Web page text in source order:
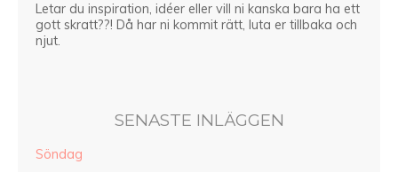
Letar du inspiration, idéer eller vill ni kanska bara ha ett
gott skratt??! Då har ni kommit rätt, luta er tillbaka och
njut.
SENASTE INLÄGGEN
Söndag